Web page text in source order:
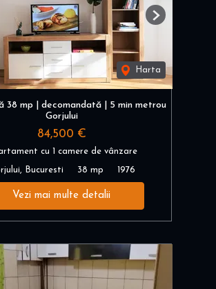
Harta
Next
38 mp | decomandată | 5 min metrou
Gorjului
84,500 €
cu 1 camere de vânzare
Bucuresti 38 mp 1976
Vezi mai multe detalii